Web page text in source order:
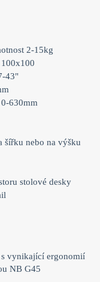
2-15kg
43"
630mm
šířku nebo na výšku
stolové desky